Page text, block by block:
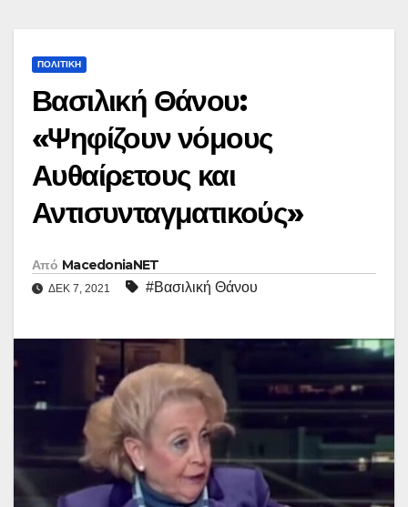
ΠΟΛΙΤΙΚΉ
Βασιλική Θάνου:
«Ψηφίζουν νόμους
Αυθαίρετους και
Αντισυνταγματικούς»
Από MacedoniaNET
ΔΕΚ 7, 2021 #Βασιλική Θάνου